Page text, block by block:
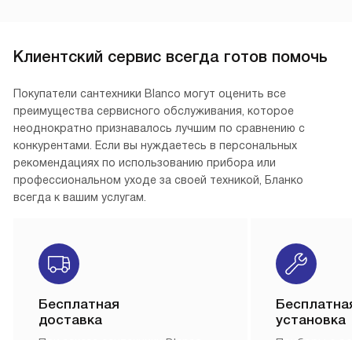
Клиентский сервис всегда готов помочь
Покупатели сантехники Blanco могут оценить все
преимущества сервисного обслуживания, которое
неоднократно признавалось лучшим по сравнению с
конкурентами. Если вы нуждаетесь в персональных
рекомендациях по использованию прибора или
профессиональном уходе за своей техникой, Бланко
всегда к вашим услугам.
Бесплатная
доставка
установка